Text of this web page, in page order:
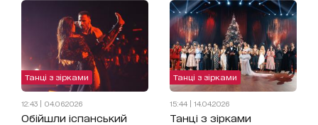
Танці з зірками
12:43 | 04.06.2026
Обійшли іспанський
Танці з зірками
15:44 | 14.04.2026
Танці з зірками